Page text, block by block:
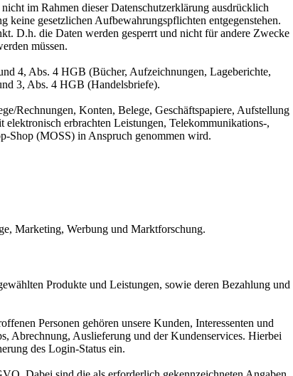
im Rahmen dieser Datenschutzerklärung ausdrücklich
keine gesetzlichen Aufbewahrungspflichten entgegenstehen.
D.h. die Daten werden gesperrt und nicht für andere Zwecke
müssen.
4, Abs. 4 HGB (Bücher, Aufzeichnungen, Lageberichte,
3, Abs. 4 HGB (Handelsbriefe).
Rechnungen, Konten, Belege, Geschäftspapiere, Aufstellung
erbrachten Leistungen, Telekommunikations-,
Shop (MOSS) in Anspruch genommen wird.
Marketing, Werbung und Marktforschung.
Produkte und Leistungen, sowie deren Bezahlung und
Personen gehören unsere Kunden, Interessenten und
Abrechnung, Auslieferung und der Kundenservices. Hierbei
des Login-Status ein.